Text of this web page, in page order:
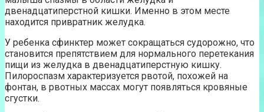
двенадцатиперстной кишки. Именно в этом месте
находится привратник желудка.
У ребенка сфинктер может сокращаться судорожно, что
становится препятствием для нормального перетекания
пищи из желудка в двенадцатиперстную кишку.
Пилороспазм характеризуется рвотой, похожей на
фонтан, в рвотных массах могут появляться кровяные
сгустки.